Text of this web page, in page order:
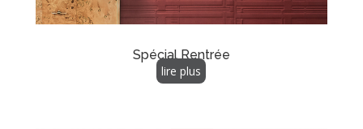
Spécial Rentrée
lire plus